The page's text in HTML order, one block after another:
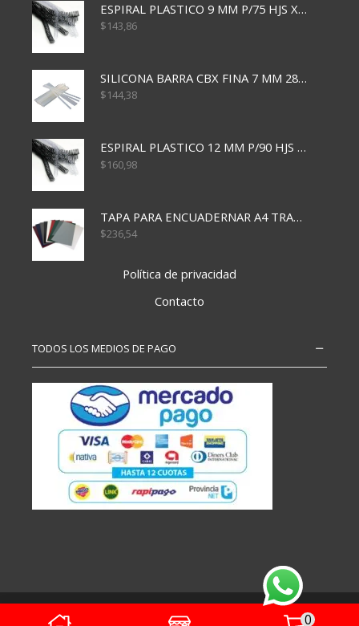
ESPIRAL PLASTICO 9 MM P/75 HJS X50X2400
$143,86
SILICONA BARRA CBX FINA 7 MM 28 CM
$144,38
ESPIRAL PLASTICO 12 MM P/90 HJS X50X1500
$160,98
TAPA PARA ENCUADERNAR A4 TRANSP x50x500
$236,54
Política de privacidad
Contacto
TODOS LOS MEDIOS DE PAGO
Copyright – Todos los derechos reservados
0